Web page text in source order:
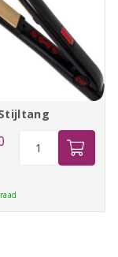
Stijltang